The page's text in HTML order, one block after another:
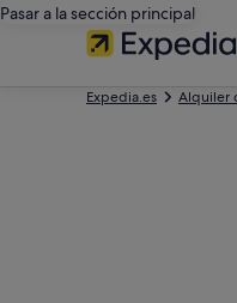
Pasar a la sección principal
Expedia.es Alquiler